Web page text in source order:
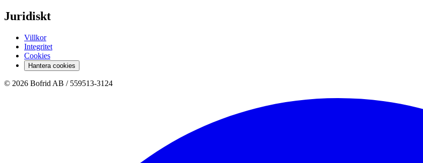
Juridiskt
Villkor
Integritet
Cookies
Hantera cookies
© 2026 Bofrid AB / 559513-3124